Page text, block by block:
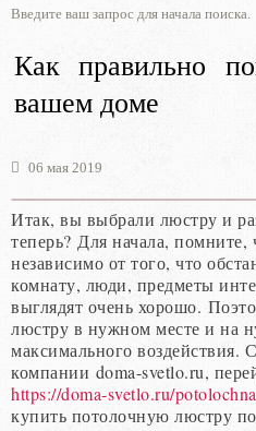
Введите ваш запрос для начала поиска.
Как правильно
вашем доме
06 мая 2019
Итак, вы выбрали люстру и
теперь? Для начала,
независимо от того, что
комнату, люди, предметы
выглядят очень хорошо.
люстру в нужном месте и на
максимального воздействия.
компании doma-svetlo.ru,
https://doma-svetlo.ru/
купить потолочную люстру